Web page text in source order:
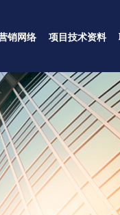
销网络 项目技术资料